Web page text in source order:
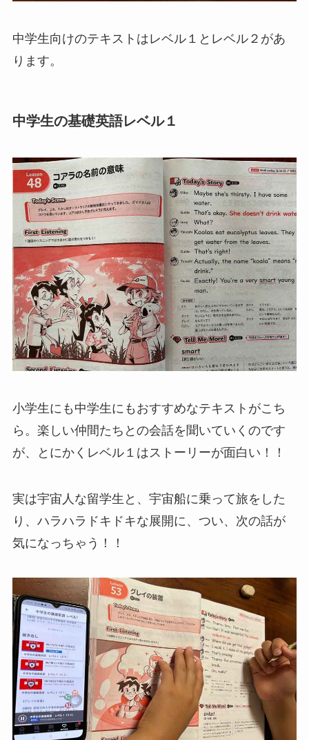
中学生向けのテキストはレベル１とレベル２があ
ります。
中学生の基礎英語レベル１
小学生にも中学生にもおすすめなテキストがこち
ら。楽しい仲間たちとの会話を聞いていくのです
が、とにかくレベル１はストーリーが面白い！！
実は宇宙人な留学生と、宇宙船に乗って旅をした
り、ハラハラドキドキな展開に、つい、次の話が
気になっちゃう！！